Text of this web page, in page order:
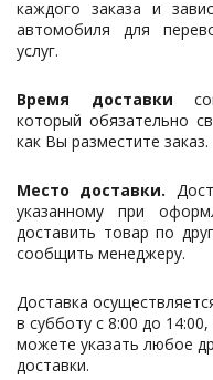
каждого заказа и
автомобиля для
услуг.
Время доставки
который обязательно
как Вы разместите заказ.
Место доставки.
указанному при
доставить товар по
сообщить менеджеру.
Доставка
в субботу с 8:00 до
можете указать любое
доставки.